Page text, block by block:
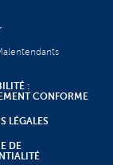
:
CONFORME
LÉGALES
DE